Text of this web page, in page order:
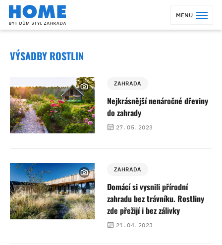
MENU
VÝSADBY ROSTLIN
ZAHRADA
Nejkrásnější nenáročné dřeviny
do zahrady
27. 05. 2023
ZAHRADA
Domácí si vysnili přírodní
zahradu bez trávníku. Rostliny
zde přežijí i bez zálivky
21. 04. 2023